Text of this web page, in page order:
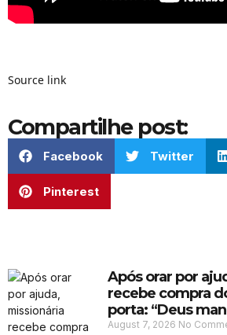
Source link
Compartilhe post:
Facebook Twitter
Pinterest
Após orar por
recebe compra
porta: “Deus
August 7, 2026 No